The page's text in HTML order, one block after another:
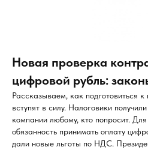
Новая проверка
цифровой рубль:
Рассказываем, как подготовиться
вступят в силу. Налоговики
компании любому, кто попросит.
обязанность принимать оплату
дали новые льготы по НДС.